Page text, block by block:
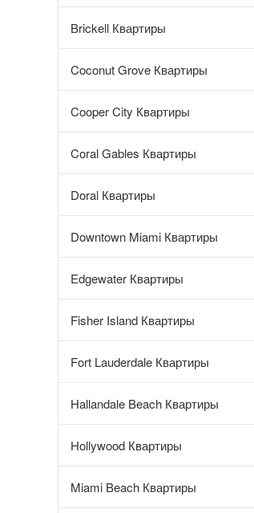
Brickell Квартиры
Coconut Grove Квартиры
Cooper City Квартиры
Coral Gables Квартиры
Doral Квартиры
Downtown Miami Квартиры
Edgewater Квартиры
Fisher Island Квартиры
Fort Lauderdale Квартиры
Hallandale Beach Квартиры
Hollywood Квартиры
Miami Beach Квартиры